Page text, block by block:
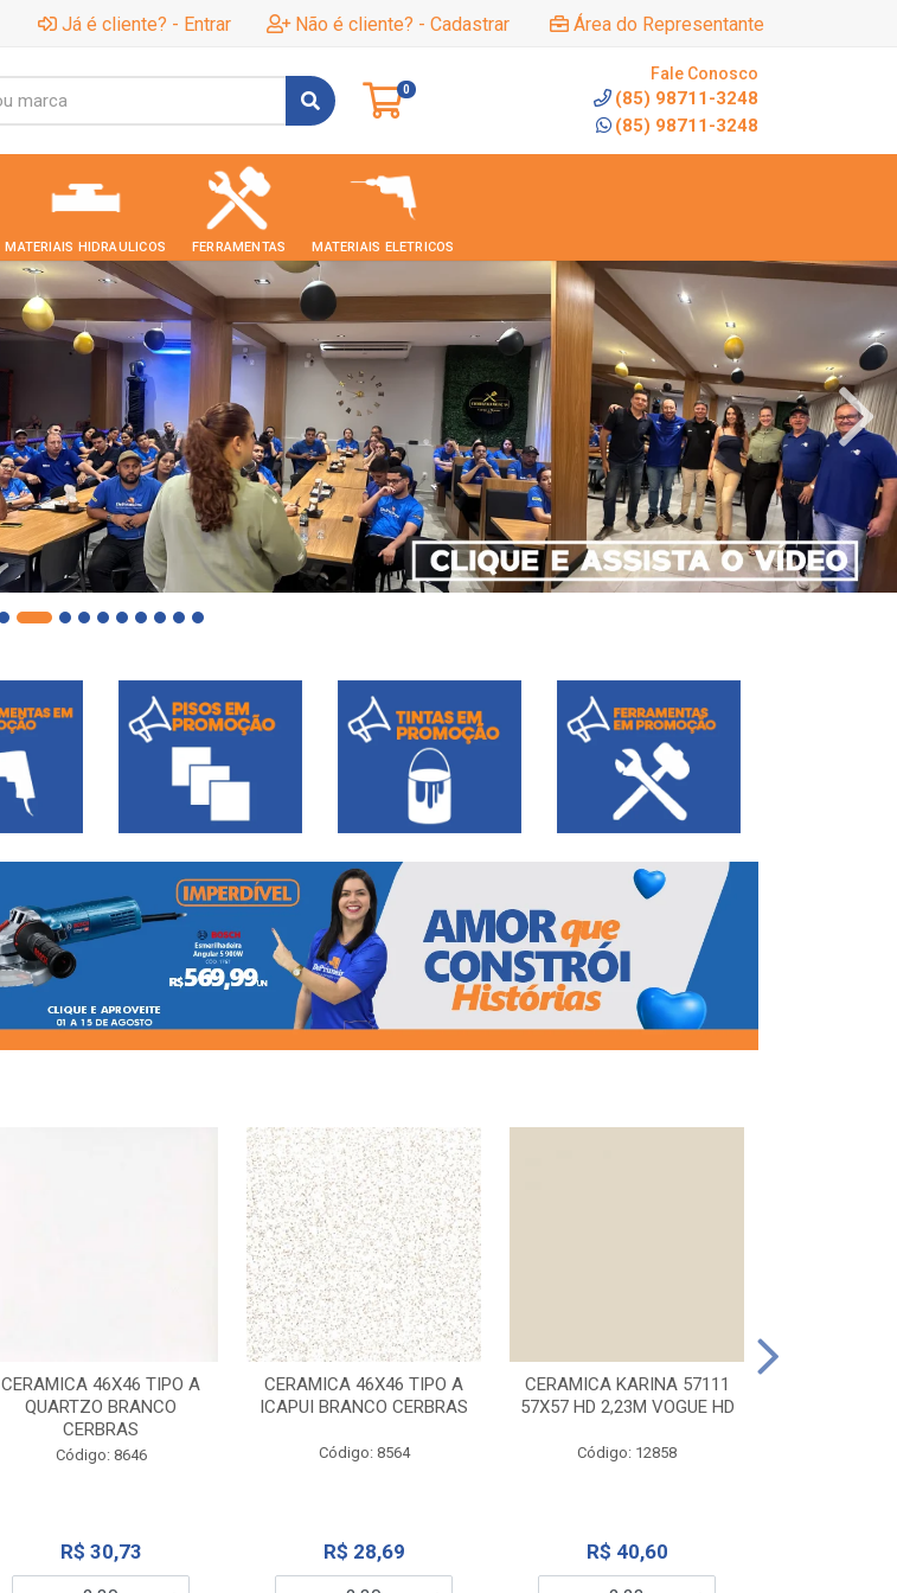
Já é cliente? - Entrar Não é cliente? - Cadastrar Área do Representante
0
Fale Conosco
(85) 98711-3248
(85) 98711-3248
MATERIAIS HIDRAULICOS FERRAMENTAS MATERIAIS ELETRICOS
CERAMICA 46X46 TIPO A
QUARTZO BRANCO
CERBRAS
Código: 8646
R$ 30,73
CERAMICA 46X46 TIPO A
ICAPUI BRANCO CERBRAS
Código: 8564
R$ 28,69
CERAMICA KARINA 57111
57X57 HD 2,23M VOGUE HD
Código: 12858
R$ 40,60